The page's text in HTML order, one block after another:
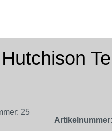
Artikelnummer: